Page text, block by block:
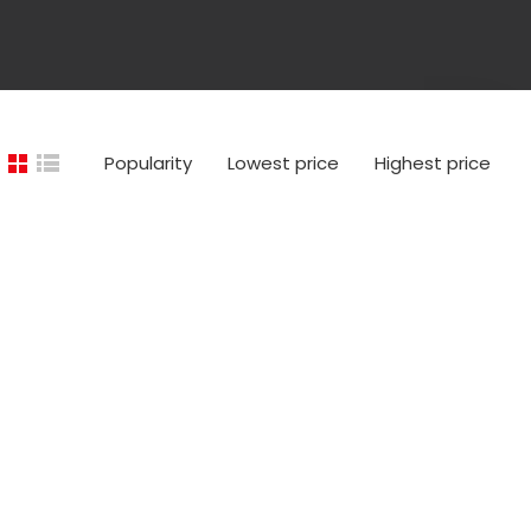
Popularity Lowest price Highest price